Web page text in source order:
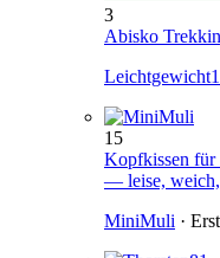
3
Abisko
15
Kopfkissen für
— leise, weich,
MiniMuli ·